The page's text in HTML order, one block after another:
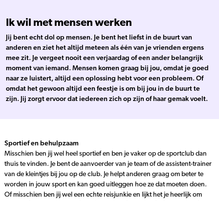
Ik wil met mensen werken
Jij bent echt dol op mensen. Je bent het liefst in de buurt van
anderen en ziet het altijd meteen als één van je vrienden ergens
mee zit. Je vergeet nooit een verjaardag of een ander belangrijk
moment van iemand. Mensen komen graag bij jou, omdat je goed
naar ze luistert, altijd een oplossing hebt voor een probleem. Of
omdat het gewoon altijd een feestje is om bij jou in de buurt te
zijn. Jij zorgt ervoor dat iedereen zich op zijn of haar gemak voelt.
Sportief en behulpzaam
Misschien ben jij wel heel sportief en ben je vaker op de sportclub dan
thuis te vinden. Je bent de aanvoerder van je team of de assistent-trainer
van de kleintjes bij jou op de club. Je helpt anderen graag om beter te
worden in jouw sport en kan goed uitleggen hoe ze dat moeten doen.
Of misschien ben jij wel een echte reisjunkie en lijkt het je heerlijk om